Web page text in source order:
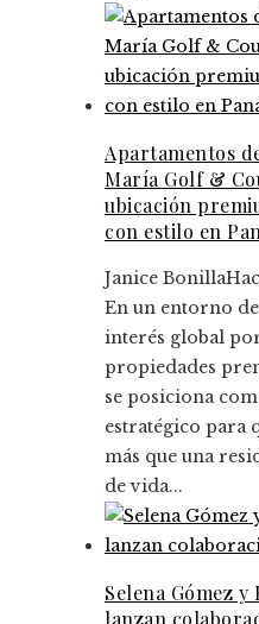
Apartamentos
María Golf &
ubicación
con estilo en
Janice Bonilla
En un entorno
interés global
propiedades
se posiciona
estratégico para
más que una
de vida...
Selena Gómez y
lanzan